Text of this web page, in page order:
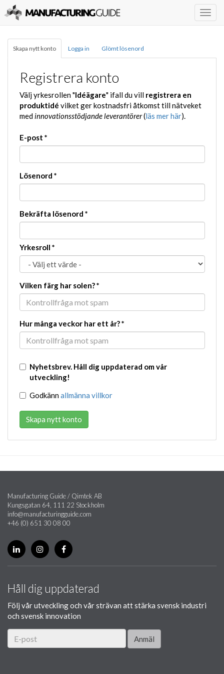
Skapa nytt konto Logga in Glömt lösenord
Registrera konto
Välj yrkesrollen "Idéägare" ifall du vill registrera en
produktidé vilket ger kostnadsfri åtkomst till nätveket
medinnovationsstödjande leverantörer(läs mer här).
E-post *
Lösenord *
Bekräfta lösenord *
Yrkesroll *
Vilken färg har solen?*
Hur många veckor har ett år?*
Nyhetsbrev. Håll dig uppdaterad om vår
utveckling!
Godkännallmänna villkor
Skapa nytt konto
Manufacturing Guide / Qimtek AB
Kungsgatan 64, 111 22 Stockholm
info@manufacturingguide.com
+46 (0) 651 30 08 00
Håll dig uppdaterad
Följ vår utveckling och vår strävan att stärka svensk industri
och svensk innovation
Anmäl